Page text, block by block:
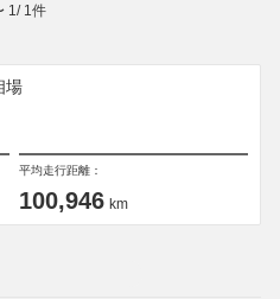
1 / 1 件
場
平均走行距離：
100,946 km